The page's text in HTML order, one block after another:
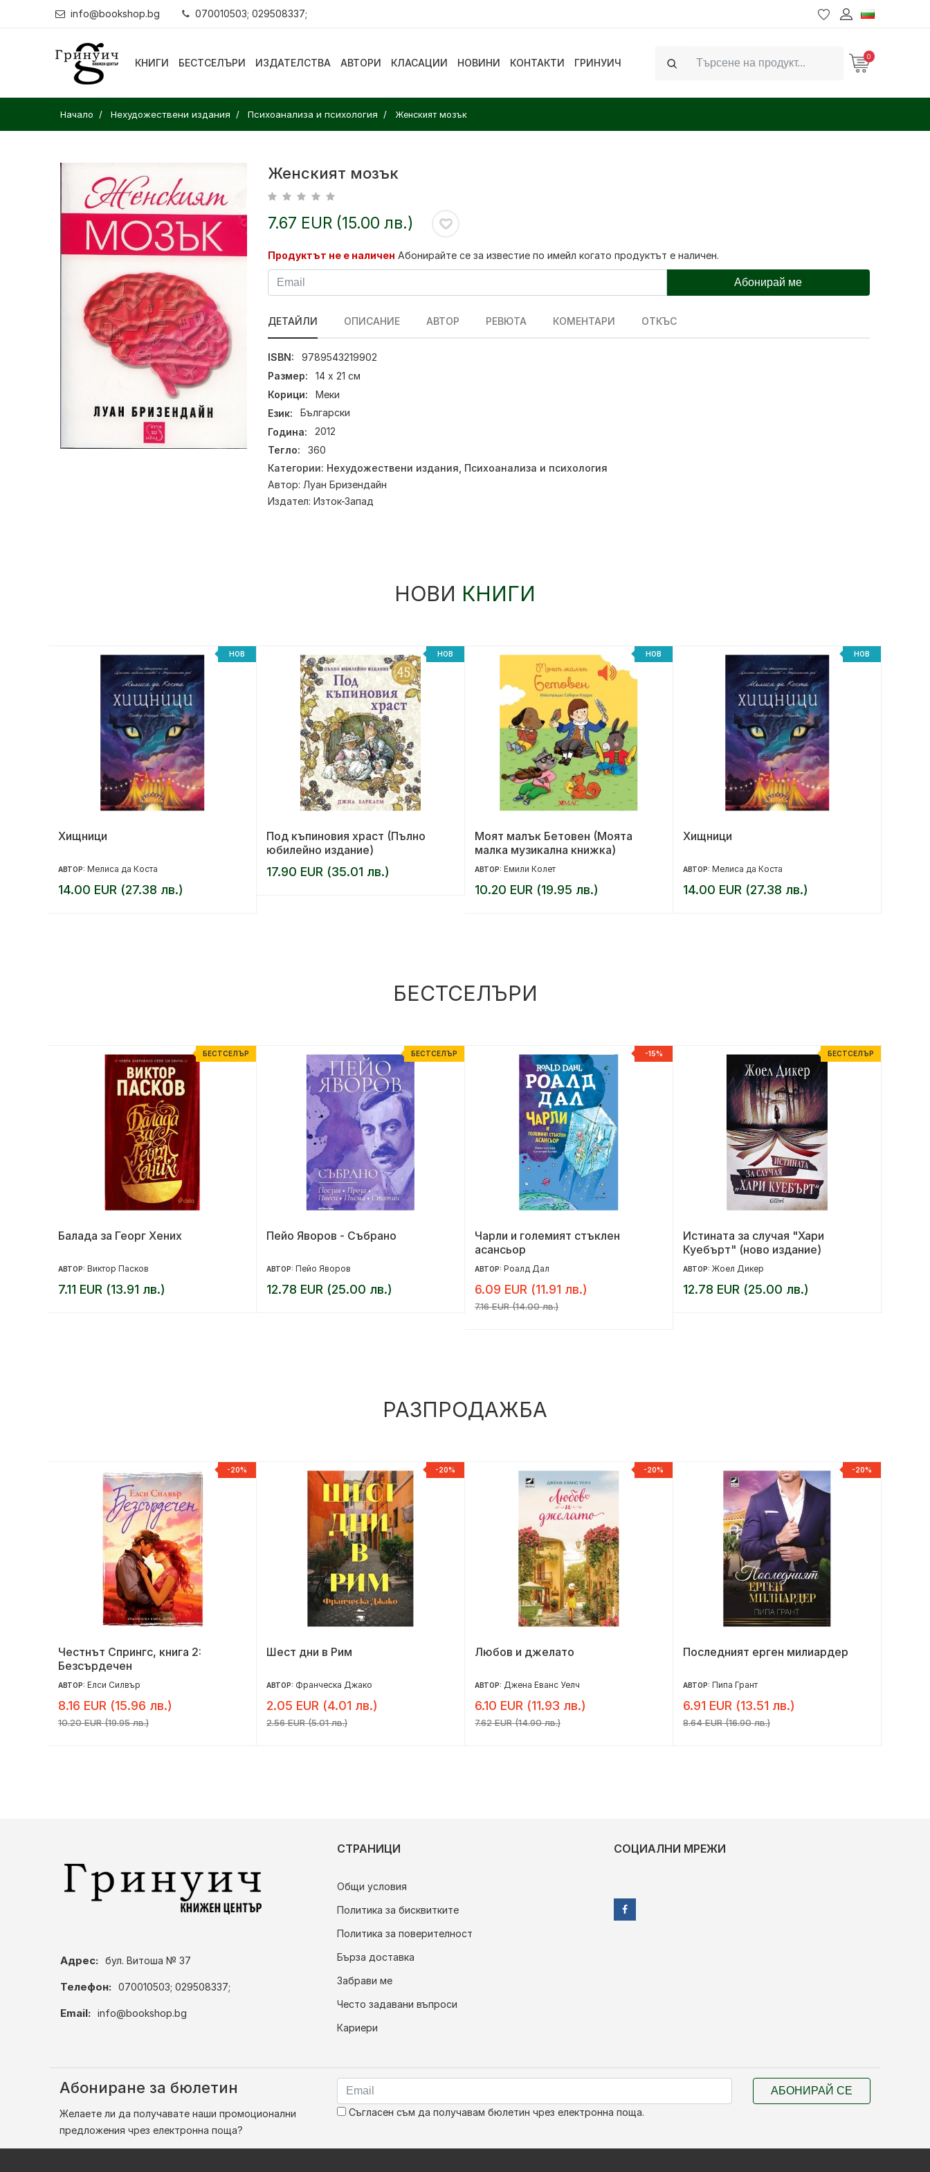
info@bookshop.bg 070010503; 029508337;
КНИГИ БЕСТСЕЛЪРИ ИЗДАТЕЛСТВА АВТОРИ КЛАСАЦИИ НОВИНИ КОНТАКТИ ГРИНУИЧ
Search
0
Начало Нехудожествени издания Психоанализа и психология Женският мозък
Женският мозък
7.67 EUR (15.00 лв.)
Продуктът не е наличен Абонирайте се за известие по имейл когато продуктът е наличен.
Абонирай ме
ДЕТАЙЛИ ОПИСАНИЕ АВТОР РЕВЮТА КОМЕНТАРИ ОТКЪС
ISBN:
9789543219902
Размер:
14 х 21 см
Корици:
Меки
Език:
Български
Година:
2012
Тегло:
360
Категории: Нехудожествени издания Психоанализа и психология
Автор: Луан Бризендайн
Издател: Изток-Запад
НОВИ КНИГИ
НОВ
Хищници
АВТОР: Мелиса да Коста
14.00 EUR (27.38 лв.)
НОВ
Под къпиновия храст (Пълно
юбилейно издание)
17.90 EUR (35.01 лв.)
НОВ
Моят малък Бетовен (Моята
малка музикална книжка)
АВТОР: Емили Колет
10.20 EUR (19.95 лв.)
НОВ
Хищници
АВТОР: Мелиса да Коста
14.00 EUR (27.38 лв.)
БЕСТСЕЛЪРИ
БЕСТСЕЛЪР
Балада за Георг Хених
АВТОР: Виктор Пасков
7.11 EUR (13.91 лв.)
БЕСТСЕЛЪР
Пейо Яворов - Събрано
АВТОР: Пейо Яворов
12.78 EUR (25.00 лв.)
-15%
Чарли и големият стъклен
асансьор
АВТОР: Роалд Дал
6.09 EUR (11.91 лв.)
7.16 EUR (14.00 лв.)
БЕСТСЕЛЪР
Истината за случая "Хари
Куебърт" (ново издание)
АВТОР: Жоел Дикер
12.78 EUR (25.00 лв.)
РАЗПРОДАЖБА
-20%
Честнът Спрингс, книга 2:
Безсърдечен
АВТОР: Елси Силвър
8.16 EUR (15.96 лв.)
10.20 EUR (19.95 лв.)
-20%
Шест дни в Рим
АВТОР: Франческа Джако
2.05 EUR (4.01 лв.)
2.56 EUR (5.01 лв.)
-20%
Любов и джелато
АВТОР: Джена Еванс Уелч
6.10 EUR (11.93 лв.)
7.62 EUR (14.90 лв.)
-20%
Последният ерген милиардер
АВТОР: Пипа Грант
6.91 EUR (13.51 лв.)
8.64 EUR (16.90 лв.)
Адрес: бул. Витоша № 37
Телефон: 070010503; 029508337;
Email: info@bookshop.bg
СТРАНИЦИ
Общи условия
Политика за бисквитките
Политика за поверителност
Бърза доставка
Забрави ме
Често задавани въпроси
Кариери
СОЦИАЛНИ МРЕЖИ
Абониране за бюлетин
Желаете ли да получавате наши промоционални
предложения чрез електронна поща?
Съгласен съм да получавам бюлетин чрез електронна поща.
АБОНИРАЙ СЕ